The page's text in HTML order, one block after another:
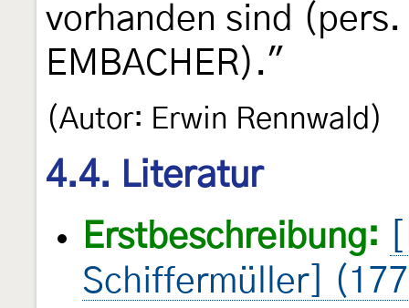
vorhanden sind
EMBACHER)."
(Autor: Erwin Rennwald)
4.4. Literatur
Erstbeschreibung:
Schiffermüller]